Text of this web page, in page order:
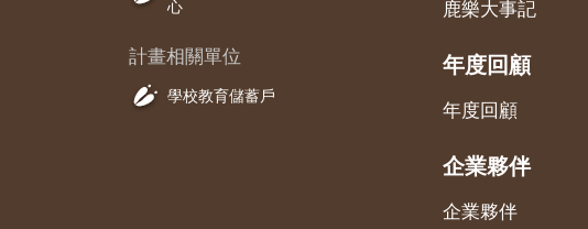
心
計畫相關單位
學校教育儲蓄戶
鹿樂大事記
年度回顧
年度回顧
企業夥伴
企業夥伴